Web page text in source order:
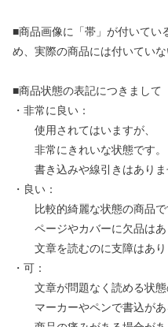
■商品画像に「帯」が付いてい
め、実際の商品には付いていな
■商品状態の表記につきまして
・非常に良い：
使用されてはいますが、
非常にきれいな状態です。
書き込みや線引きはありま
・良い：
比較的綺麗な状態の商品で
ページやカバーに欠品はあ
文章を読むのに支障はあり
・可：
文章が問題なく読める状態
マーカーやペンで書込があ